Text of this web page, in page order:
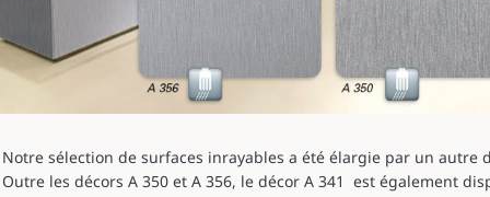
Notre sélection de surfaces inrayables a été élargie par un autre
Outre les décors A 350 et A 356, le décor A 341 est également